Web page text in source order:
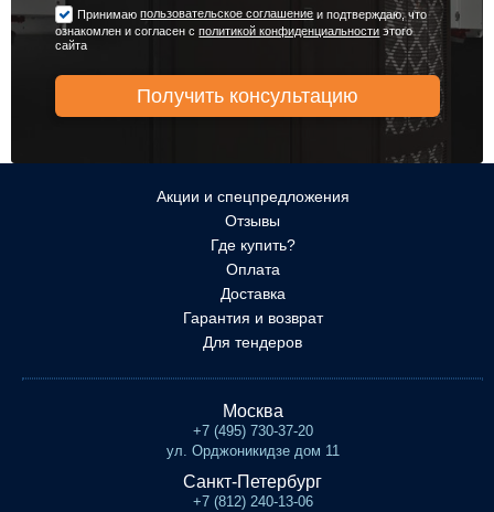
Принимаюпользовательское соглашение и подтверждаю, что
ознакомлен и согласен сполитикой конфиденциальности этого
сайта
Акции и спецпредложения
Отзывы
Где купить?
Оплата
Доставка
Гарантия и возврат
Для тендеров
Москва
+7 (495) 730-37-20
ул. Орджоникидзе дом 11
Санкт-Петербург
+7 (812) 240-13-06